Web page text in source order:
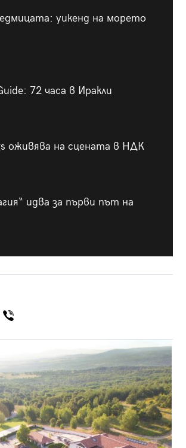
уикенд на морето
72 часа в Иракли
оживява на сцената в НДК
идва за първи път на